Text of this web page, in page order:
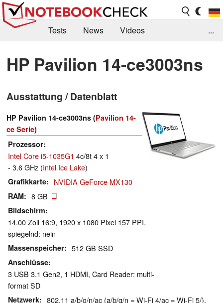
Tests News
Videos
Kaufberatung
Deals Suche
Jobs
Forum
...
HP Pavilion 14-ce3003ns
Ausstattung / Datenblatt
HP Pavilion 14-ce3003ns (Pavilion 14-
ce Serie)
Prozessor
Intel Core i5-1035G1 4c/8t 4 x 1
- 3.6 GHz (Intel Ice Lake)
Grafikkarte NVIDIA GeForce MX130
RAM 8 GB
Bildschirm
14.00 Zoll 16:9, 1920 x 1080 Pixel 157 PPI,
spiegelnd: nein
Massenspeicher 512 GB SSD
Anschlüsse
3 USB 3.1 Gen2, 1 HDMI, Card Reader: multi-
format SD
Netzwerk
802.11 a/b/g/n/ac (a/b/g/n = Wi-Fi 4/ac = Wi-Fi 5/),